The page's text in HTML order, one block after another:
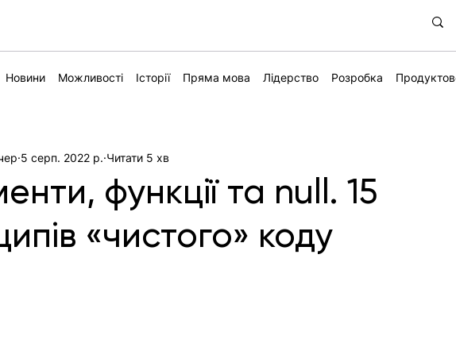
Новини Можливості Історії Пряма мова Лідерство Розробка
функції та null. 15
«чистого» коду
5 серп. 2022 р. Читати 5 хв